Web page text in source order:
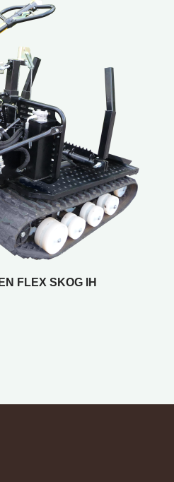
FLEX SKOG IH